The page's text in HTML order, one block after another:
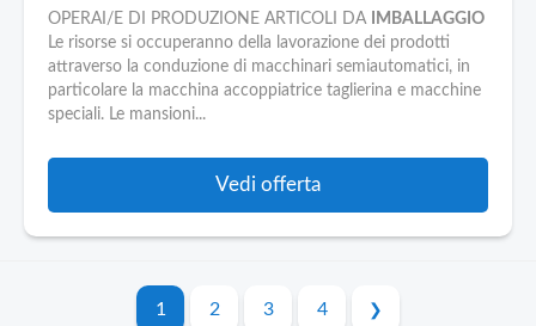
OPERAI/E DI PRODUZIONE ARTICOLI DA
IMBALLAGGIO
Le risorse si occuperanno della lavorazione dei prodotti
attraverso la conduzione di macchinari semiautomatici, in
particolare la macchina accoppiatrice taglierina e macchine
speciali. Le mansioni...
Vedi offerta
1 2 3 4